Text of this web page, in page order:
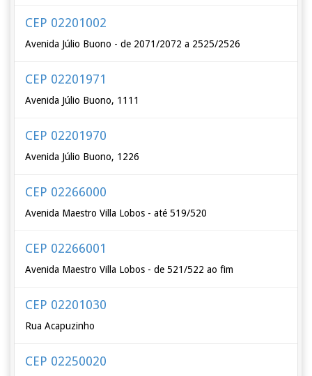
CEP 02201002
Avenida Júlio Buono - de 2071/2072 a 2525/2526
CEP 02201971
Avenida Júlio Buono, 1111
CEP 02201970
Avenida Júlio Buono, 1226
CEP 02266000
Avenida Maestro Villa Lobos - até 519/520
CEP 02266001
Avenida Maestro Villa Lobos - de 521/522 ao fim
CEP 02201030
Rua Acapuzinho
CEP 02250020